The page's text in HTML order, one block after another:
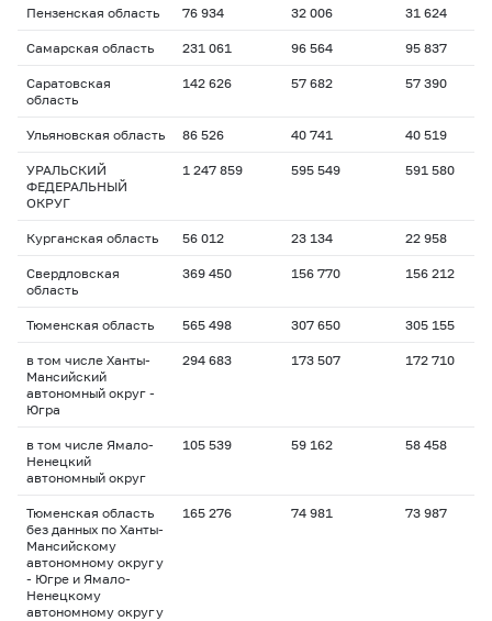
Пензенская область 76 934 32 006 31 624
Самарская область 231 061 96 564 95 837
Саратовская
область
142 626 57 682 57 390
Ульяновская область 86 526 40 741 40 519
УРАЛЬСКИЙ
ФЕДЕРАЛЬНЫЙ
ОКРУГ
1 247 859 595 549 591 580
Курганская область 56 012 23 134 22 958
Свердловская
область
369 450 156 770 156 212
Тюменская область 565 498 307 650 305 155
в том числе Ханты-
Мансийский
автономный округ -
Югра
294 683 173 507 172 710
в том числе Ямало-
Ненецкий
автономный округ
105 539 59 162 58 458
Тюменская область
без данных по Ханты-
Мансийскому
автономному округу
- Югре и Ямало-
Ненецкому
автономному округу
165 276 74 981 73 987